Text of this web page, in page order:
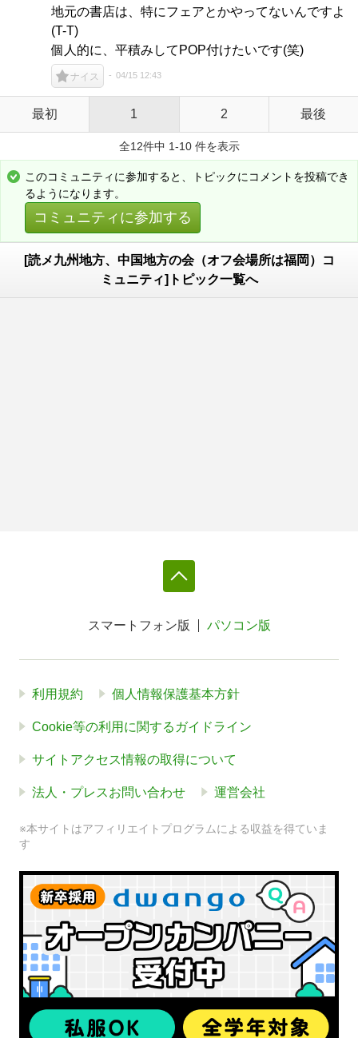
地元の書店は、特にフェアとかやってないんですよ
(T-T)
個人的に、平積みしてPOP付けたいです(笑)
ナイス 04/15 12:43
最初 1 2 最後
全12件中 1-10 件を表示
このコミュニティに参加すると、トピックにコメントを投稿でき
るようになります。
コミュニティに参加する
[読メ九州地方、中国地方の会（オフ会場所は福岡）コ
ミュニティ]トピック一覧へ
スマートフォン版 パソコン版
利用規約 個人情報保護基本方針
Cookie等の利用に関するガイドライン
サイトアクセス情報の取得について
法人・プレスお問い合わせ 運営会社
※本サイトはアフィリエイトプログラムによる収益を得ていま
す